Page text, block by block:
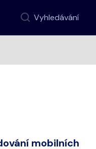
Vyhledávání
mobilních